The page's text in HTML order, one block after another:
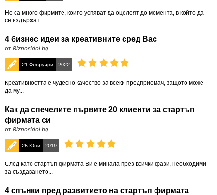
Не са много фирмите, които успяват да оцелеят до момента, в който да
се издържат...
4 бизнес идеи за креативните сред Вас
от Biznesidei.bg
21 Февруари 2022
Креативността е чудесно качество за всеки предприемач, защото може
да му...
Как да спечелите първите 20 клиенти за стартъп
фирмата си
от Biznesidei.bg
25 Юни 2019
След като стартъп фирмата Ви е минала през всички фази, необходими
за създаването...
4 спънки пред развитието на стартъп фирмата